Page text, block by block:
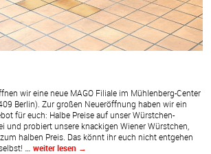
wir eine neue MAGO Filiale im Mühlenberg-Center
Berlin). Zur großen Neueröffnung haben wir ein
für euch: Halbe Preise auf unser Würstchen-
und probiert unsere knackigen Wiener Würstchen,
halben Preis. Das könnt ihr euch nicht entgehen
… weiter lesen →